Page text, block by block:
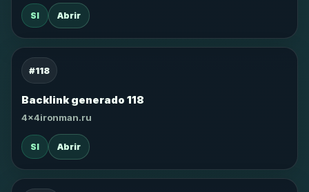
SI Abrir
#118
Backlink generado 118
4x4ironman.ru
SI Abrir